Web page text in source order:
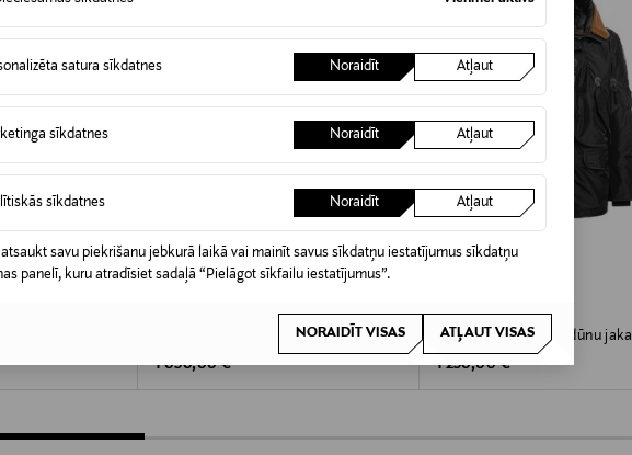
satura sīkdatnes Noraidīt Atļaut
sīkdatnes Noraidīt Atļaut
sīkdatnes Noraidīt Atļaut
atsaukt savu piekrišanu jebkurā laikā vai mainīt savus sīkdatņu iestatījumus sīkdatņu
panelī, kuru atradīsiet sadaļā “Pielāgot sīkfailu iestatījumus”.
NORAIDĪT VISAS ATĻAUT VISAS
Right Hand dūnu jaka
Original Price
1 030,00 €
PARAJUMPERS
Right Hand Hooded dūnu jaka
Original Price
1 250,00 €